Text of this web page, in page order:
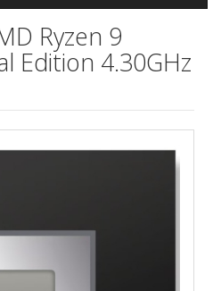
Ryzen 9
Edition 4.30GHz